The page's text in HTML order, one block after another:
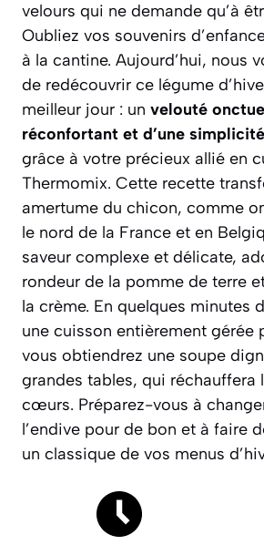
velours qui ne demande qu’à
Oubliez vos souvenirs
à la cantine. Aujourd’hui, nous
de redécouvrir ce légume
meilleur jour : un velouté
réconfortant et d’une
grâce à votre précieux allié en
Thermomix. Cette recette
amertume du chicon, comme
le nord de la France et en
saveur complexe et délicate,
rondeur de la pomme de terre
la crème. En quelques minutes
une cuisson entièrement gérée
vous obtiendrez une soupe
grandes tables, qui réchauffera
cœurs. Préparez-vous à
l’endive pour de bon et à faire
un classique de vos menus